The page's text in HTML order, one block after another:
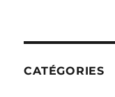
CATÉGORIES